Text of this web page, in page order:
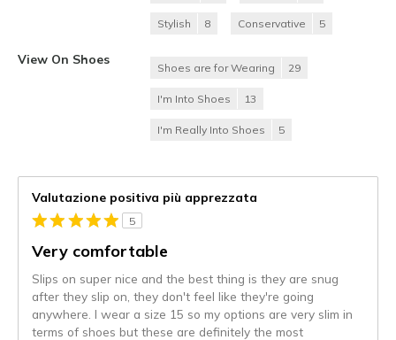
Stylish 8 Conservative 5
View On Shoes
Shoes are for Wearing 29
I'm Into Shoes 13
I'm Really Into Shoes 5
Valutazione positiva più apprezzata
5
Very comfortable
Slips on super nice and the best thing is they are snug
after they slip on, they don't feel like they're going
anywhere. I wear a size 15 so my options are very slim in
terms of shoes but these are definitely the most